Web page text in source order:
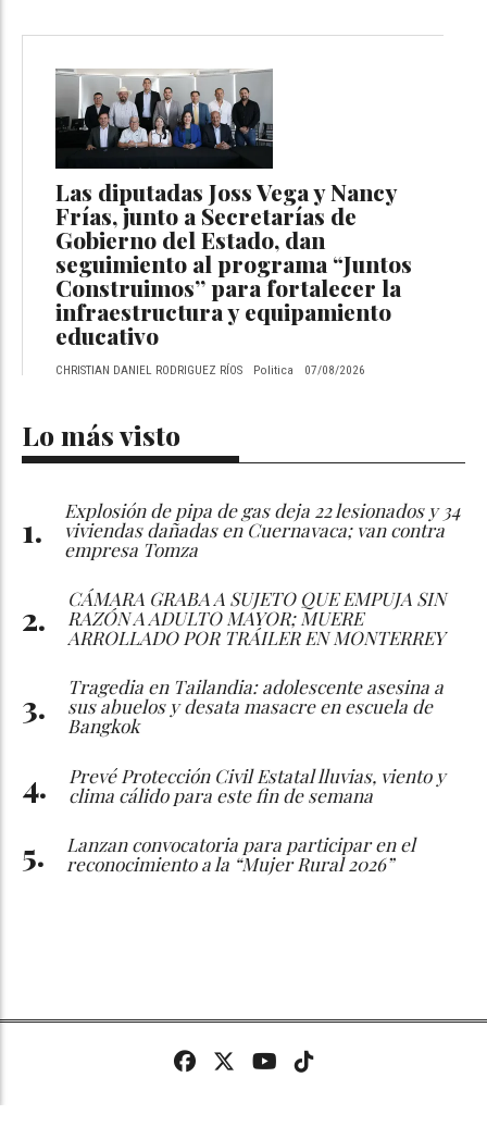
Las diputadas Joss Vega y Nancy
Frías, junto a Secretarías de
Gobierno del Estado, dan
seguimiento al programa “Juntos
Construimos” para fortalecer la
infraestructura y equipamiento
educativo
CHRISTIAN DANIEL RODRIGUEZ RÍOS Politica 07/08/2026
Lo más visto
Explosión de pipa de gas deja 22 lesionados y 34
viviendas dañadas en Cuernavaca; van contra
empresa Tomza
CÁMARA GRABA A SUJETO QUE EMPUJA SIN
RAZÓN A ADULTO MAYOR; MUERE
ARROLLADO POR TRÁILER EN MONTERREY
Tragedia en Tailandia: adolescente asesina a
sus abuelos y desata masacre en escuela de
Bangkok
Prevé Protección Civil Estatal lluvias, viento y
clima cálido para este fin de semana
Lanzan convocatoria para participar en el
reconocimiento a la “Mujer Rural 2026”